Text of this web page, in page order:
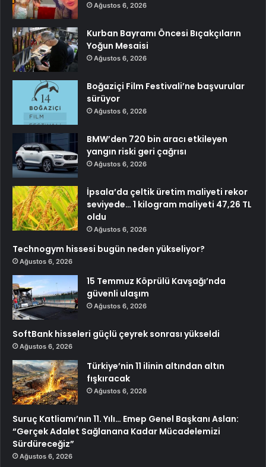
Ağustos 6, 2026
Kurban Bayramı Öncesi Bıçakçıların
Yoğun Mesaisi
Ağustos 6, 2026
Boğaziçi Film Festivali’ne başvurular
sürüyor
Ağustos 6, 2026
BMW’den 720 bin aracı etkileyen
yangın riski geri çağrısı
Ağustos 6, 2026
İpsala’da çeltik üretim maliyeti rekor
seviyede… 1 kilogram maliyeti 47,26 TL
oldu
Ağustos 6, 2026
Technogym hissesi bugün neden yükseliyor?
Ağustos 6, 2026
15 Temmuz Köprülü Kavşağı’nda
güvenli ulaşım
Ağustos 6, 2026
SoftBank hisseleri güçlü çeyrek sonrası yükseldi
Ağustos 6, 2026
Türkiye’nin 11 ilinin altından altın
fışkıracak
Ağustos 6, 2026
Suruç Katliamı’nın 11. Yılı… Emep Genel Başkanı Aslan:
“Gerçek Adalet Sağlanana Kadar Mücadelemizi
Sürdüreceğiz”
Ağustos 6, 2026